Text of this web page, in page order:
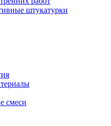
штукатурки
смеси